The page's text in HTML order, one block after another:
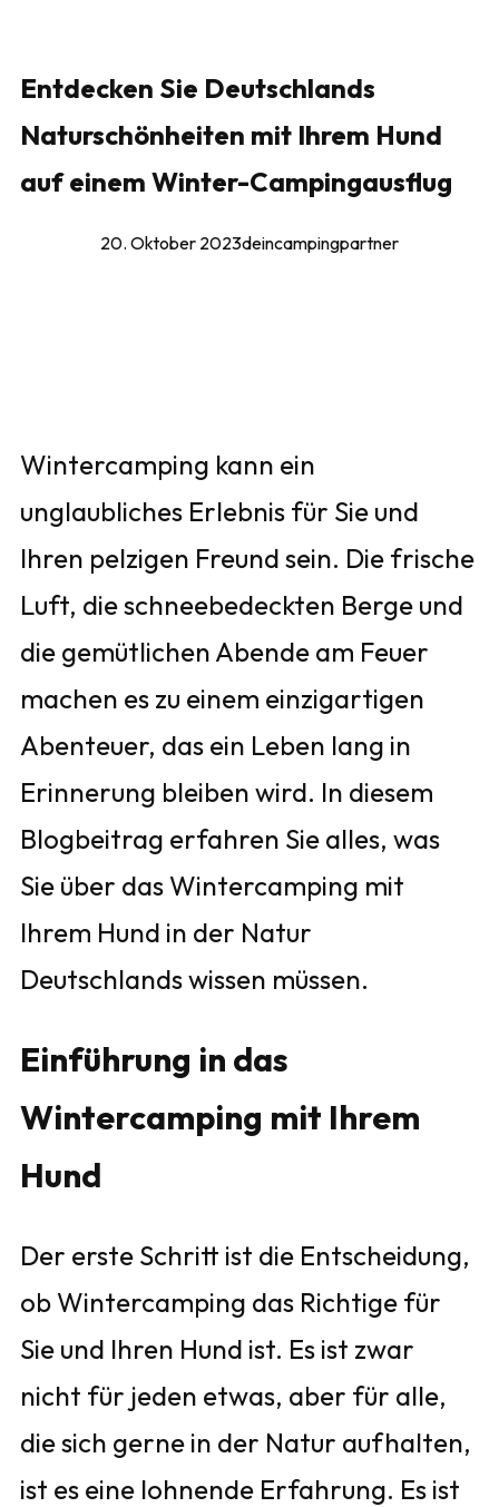
Entdecken Sie Deutschlands
Naturschönheiten mit Ihrem Hund
auf einem Winter-Campingausflug
20. Oktober 2023deincampingpartner
Wintercamping kann ein
unglaubliches Erlebnis für Sie und
Ihren pelzigen Freund sein. Die frische
Luft, die schneebedeckten Berge und
die gemütlichen Abende am Feuer
machen es zu einem einzigartigen
Abenteuer, das ein Leben lang in
Erinnerung bleiben wird. In diesem
Blogbeitrag erfahren Sie alles, was
Sie über das Wintercamping mit
Ihrem Hund in der Natur
Deutschlands wissen müssen.
Einführung in das
Wintercamping mit Ihrem
Hund
Der erste Schritt ist die Entscheidung,
ob Wintercamping das Richtige für
Sie und Ihren Hund ist. Es ist zwar
nicht für jeden etwas, aber für alle,
die sich gerne in der Natur aufhalten,
ist es eine lohnende Erfahrung. Es ist